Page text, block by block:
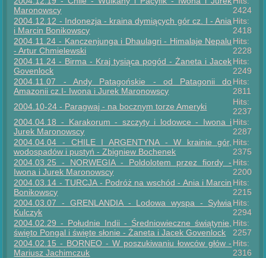
Maronowscy
2424
2004.12.12 - Indonezja - kraina dymiących gór cz. I - Ania
i Marcin Bonikowscy
Hits:
2418
2004.11.24 - Kanczenjunga i Dhaulagri - Himalaje Nepalu
- Artur Chmielewski
Hits:
2228
2004.11.24 - Birma - Kraj tysiąca pogód - Żaneta i Jacek
Govenlock
Hits:
2249
2004.11.07 - Andy Patagońskie - od Patagonii do
Amazonii cz.I- Iwona i Jurek Maronowscy
Hits:
2811
2004.10-24 - Paragwaj - na bocznym torze Ameryki
Hits:
2237
2004.04.18 - Karakorum - szczyty i lodowce - Iwona i
Jurek Maronowscy
Hits:
2287
2004.04.04 - CHILE I ARGENTYNA - W krainie gór,
wodospadów i pustyń - Zbigniew Bochenek
Hits:
2375
2004.03.25 - NORWEGIA - Poldolotem przez fiordy -
Iwona i Jurek Maronowscy
Hits:
2200
2004.03.14 - TURCJA - Podróż na wschód - Ania i Marcin
Bonikowscy
Hits:
2215
2004.03.07 - GRENLANDIA - Lodowa wyspa - Sylwia
Kulczyk
Hits:
2294
2004.02.29 - Południe Indii - Średniowieczne świątynie,
święto Pongal i święte słonie - Żaneta i Jacek Govenlock
Hits:
2257
2004.02.15 - BORNEO - W poszukiwaniu łowców głów -
Mariusz Jachimczuk
Hits:
2316